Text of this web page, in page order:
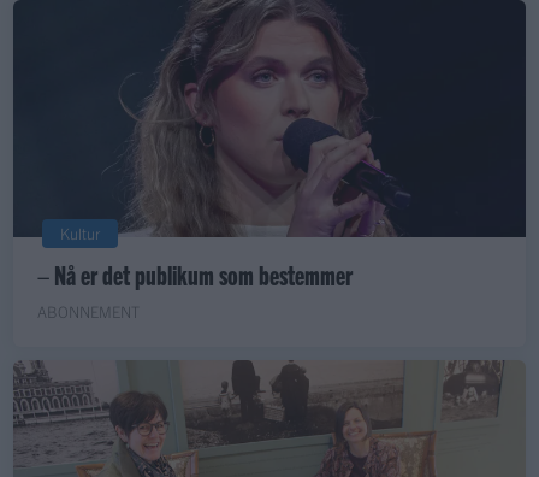
Kultur
– Nå er det publikum som bestemmer
ABONNEMENT